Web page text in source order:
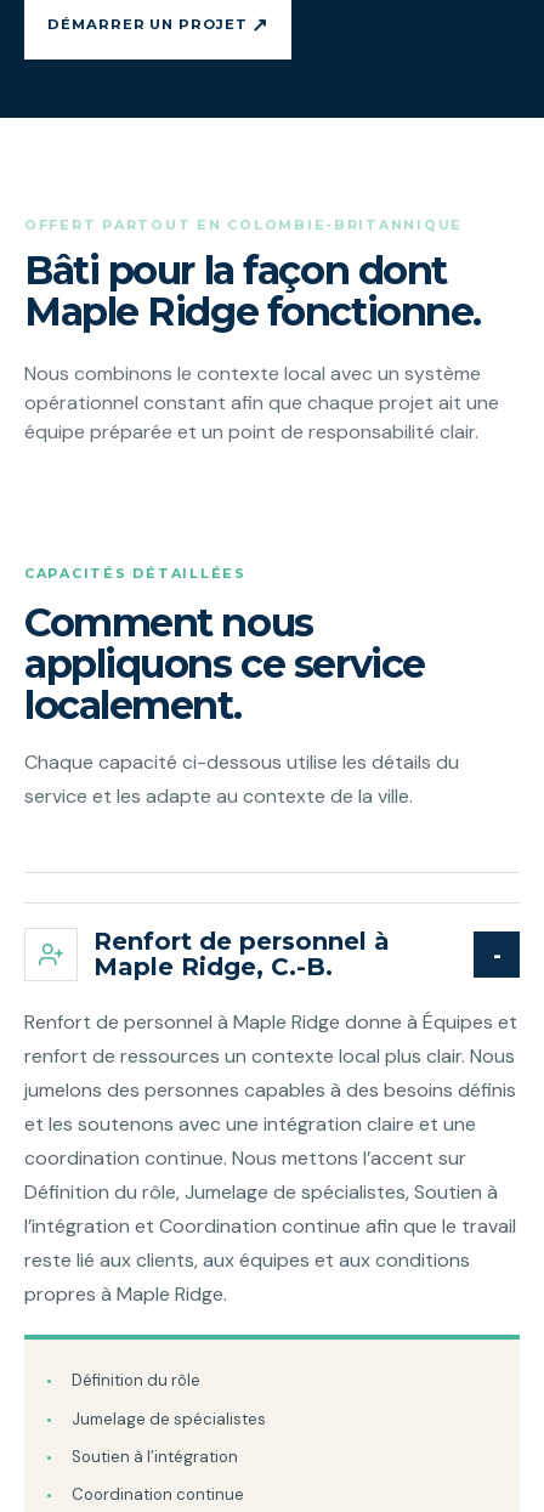
DÉMARRER UN PROJET ↗
OFFERT PARTOUT EN COLOMBIE-BRITANNIQUE
Bâti pour la façon dont
Maple Ridge fonctionne.
Nous combinons le contexte local avec un système
opérationnel constant afin que chaque projet ait une
équipe préparée et un point de responsabilité clair.
CAPACITÉS DÉTAILLÉES
Comment nous
appliquons ce service
localement.
Chaque capacité ci-dessous utilise les détails du
service et les adapte au contexte de la ville.
Renfort de personnel à
Maple Ridge, C.-B.
Renfort de personnel à Maple Ridge donne à Équipes et
renfort de ressources un contexte local plus clair. Nous
jumelons des personnes capables à des besoins définis
et les soutenons avec une intégration claire et une
coordination continue. Nous mettons l’accent sur
Définition du rôle, Jumelage de spécialistes, Soutien à
l’intégration et Coordination continue afin que le travail
reste lié aux clients, aux équipes et aux conditions
propres à Maple Ridge.
Définition du rôle
Jumelage de spécialistes
Soutien à l’intégration
Coordination continue